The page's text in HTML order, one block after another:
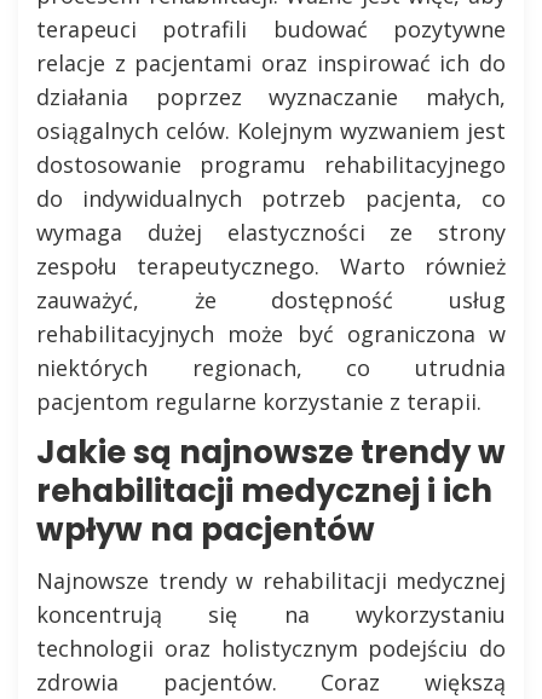
terapeuci potrafili budować pozytywne
relacje z pacjentami oraz inspirować ich do
działania poprzez wyznaczanie małych,
osiągalnych celów. Kolejnym wyzwaniem jest
dostosowanie programu rehabilitacyjnego
do indywidualnych potrzeb pacjenta, co
wymaga dużej elastyczności ze strony
zespołu terapeutycznego. Warto również
zauważyć, że dostępność usług
rehabilitacyjnych może być ograniczona w
niektórych regionach, co utrudnia
pacjentom regularne korzystanie z terapii.
Jakie są najnowsze trendy w
rehabilitacji medycznej i ich
wpływ na pacjentów
Najnowsze trendy w rehabilitacji medycznej
koncentrują się na wykorzystaniu
technologii oraz holistycznym podejściu do
zdrowia pacjentów. Coraz większą